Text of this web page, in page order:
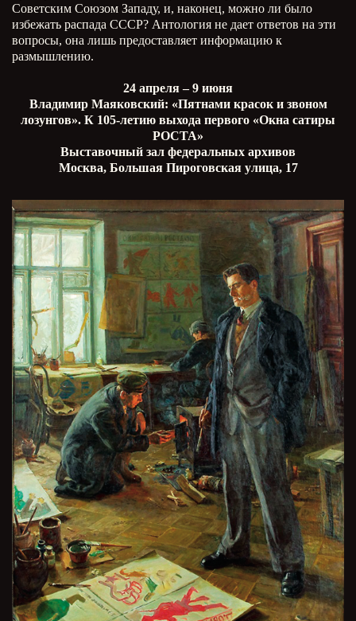
Советским Союзом Западу, и, наконец, можно ли было
избежать распада СССР? Антология не дает ответов на эти
вопросы, она лишь предоставляет информацию к
размышлению.
24 апреля – 9 июня
Владимир Маяковский: «Пятнами красок и звоном
лозунгов». К 105-летию выхода первого «Окна сатиры
РОСТА»
Выставочный зал федеральных архивов
Москва, Большая Пироговская улица, 17